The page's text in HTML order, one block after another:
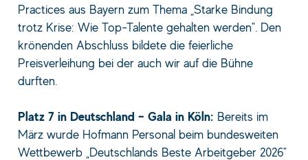
Practices aus Bayern zum Thema „Starke Bindung
trotz Krise: Wie Top-Talente gehalten werden". Den
krönenden Abschluss bildete die feierliche
Preisverleihung bei der auch wir auf die Bühne
durften.
Platz 7 in Deutschland – Gala in Köln: Bereits im
März wurde Hofmann Personal beim bundesweiten
Wettbewerb „Deutschlands Beste Arbeitgeber 2026"